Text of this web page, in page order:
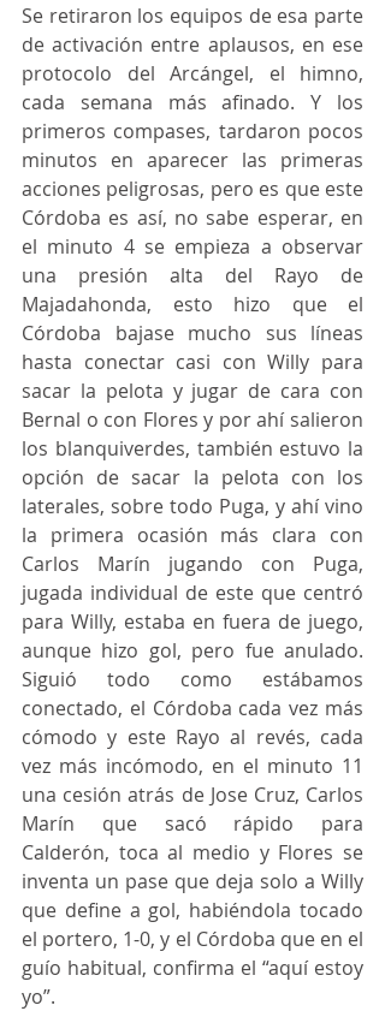
Se retiraron los equipos de esa parte
de activación entre aplausos, en ese
protocolo del Arcángel, el himno,
cada semana más afinado. Y los
primeros compases, tardaron pocos
minutos en aparecer las primeras
acciones peligrosas, pero es que este
Córdoba es así, no sabe esperar, en
el minuto 4 se empieza a observar
una presión alta del Rayo de
Majadahonda, esto hizo que el
Córdoba bajase mucho sus líneas
hasta conectar casi con Willy para
sacar la pelota y jugar de cara con
Bernal o con Flores y por ahí salieron
los blanquiverdes, también estuvo la
opción de sacar la pelota con los
laterales, sobre todo Puga, y ahí vino
la primera ocasión más clara con
Carlos Marín jugando con Puga,
jugada individual de este que centró
para Willy, estaba en fuera de juego,
aunque hizo gol, pero fue anulado.
Siguió todo como estábamos
conectado, el Córdoba cada vez más
cómodo y este Rayo al revés, cada
vez más incómodo, en el minuto 11
una cesión atrás de Jose Cruz, Carlos
Marín que sacó rápido para
Calderón, toca al medio y Flores se
inventa un pase que deja solo a Willy
que define a gol, habiéndola tocado
el portero, 1-0, y el Córdoba que en el
guío habitual, confirma el “aquí estoy
yo”.